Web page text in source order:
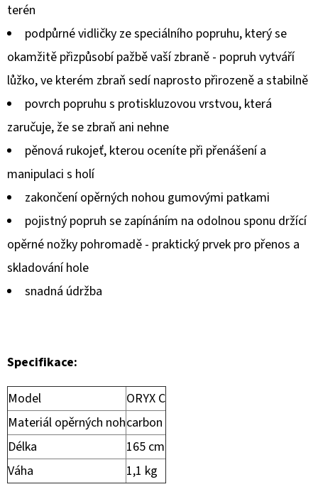
terén
podpůrné vidličky ze speciálního popruhu, který se
okamžitě přizpůsobí pažbě vaší zbraně - popruh vytváří
lůžko, ve kterém zbraň sedí naprosto přirozeně a stabilně
povrch popruhu s protiskluzovou vrstvou, která
zaručuje, že se zbraň ani nehne
pěnová rukojeť, kterou oceníte při přenášení a
manipulaci s holí
zakončení opěrných nohou gumovými patkami
pojistný popruh se zapínáním na odolnou sponu držící
opěrné nožky pohromadě - praktický prvek pro přenos a
skladování hole
snadná údržba
Specifikace:
Model
ORYX C
Materiál opěrných nohcarbon
Délka
165 cm
Váha
1,1 kg